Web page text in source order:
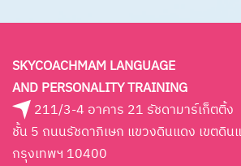
SKYCOACHMAM LANGUAGE
AND PERSONALITY TRAINING
211/3-4 อาคาร 21 รัชดามาร์เก็ตติ้ง
ชั้น 5 ถนนรัชดาภิเษก แขวงดินแดง เขตดิน
กรุงเทพฯ 10400